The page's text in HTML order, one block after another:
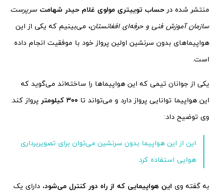
منتشر شده درحساب توییتری مولوی غلام حیدر شهامت سرپرست
سازمان آموزش فنی و حرفه‌ای افغانستان، می‌بینیم که یکی از این
هواپیما‌های بدون سرنشین اولین پرواز خود با موفقیت انجام داده
است.
یکی از جوانان تیمی که این هواپیما‌ها را ساخته‌اند می‌گوید که
این هواپیما توانایی پرواز دارد و می‌تواند تا ۳۰۰ کیلومتر
پرواز کند.
وی توضیح داد:
این از این هواپیما بدون سرنشین می‌توان برای تصویربرداری
هوایی استفاده کرد.
به گفته وی این هواپیمایی که از راه دور کنترل می‌شود، دارای یک